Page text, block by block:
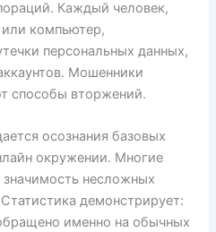
Каждый человек,
компьютер,
персональных данных,
Мошенники
способы вторжений.
осознания базовых
окружении. Многие
несложных
демонстрирует:
именно на обычных